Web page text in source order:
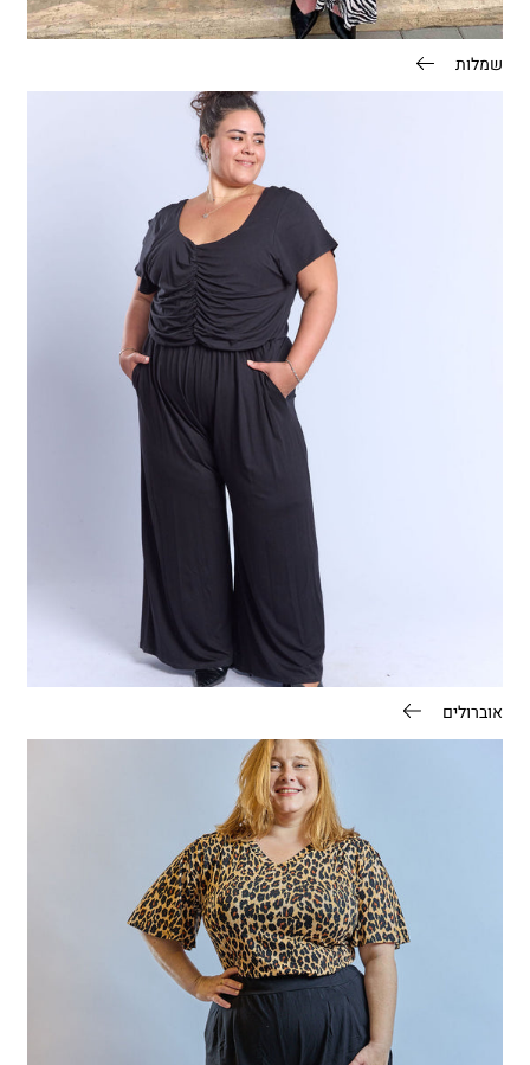
שמלות
אוברולים